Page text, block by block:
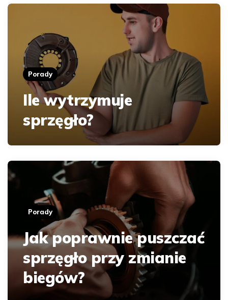
Porady
Ile wytrzymuje
sprzęgło?
Porady
Jak poprawnie puszczać
sprzęgło przy zmianie
biegów?